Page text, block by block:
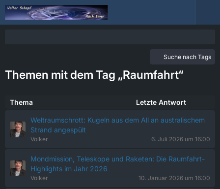
Suche nach Tags
Themen mit dem Tag „Raumfahrt“
Thema Letzte Antwort
Weltraumschrott: Kugeln aus dem All an australischem
Strand angespült
Volker 6. Juli 2026 um 16:00
Mondmission, Teleskope und Raketen: Die Raumfahrt-
Highlights im Jahr 2026
Volker 10. Januar 2026 um 16:00